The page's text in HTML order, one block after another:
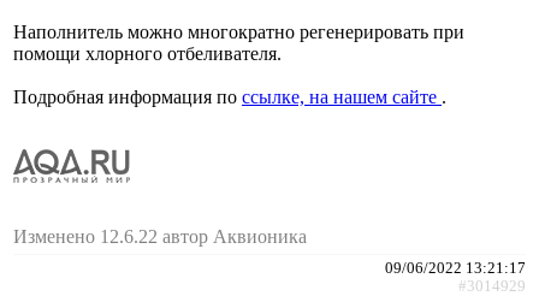
Наполнитель можно многократно регенерировать при
помощи хлорного отбеливателя.
Подробная информация по ссылке, на нашем сайте .
Изменено 12.6.22 автор Аквионика
09/06/2022 13:21:17
#3014929